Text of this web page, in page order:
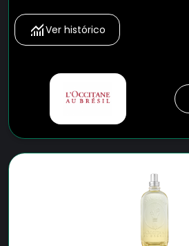
Ver histórico